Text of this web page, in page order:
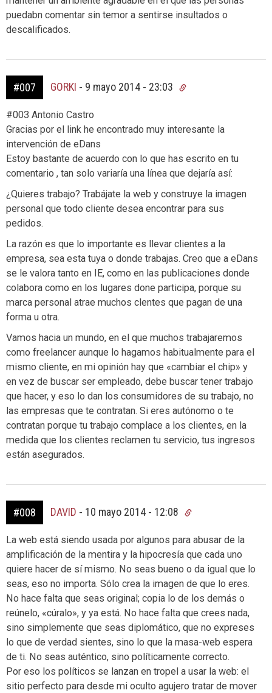
puedabn comentar sin temor a sentirse insultados o
descalificados.
#007 GORKI - 9 mayo 2014 - 23:03
#003 Antonio Castro
Gracias por el link he encontrado muy interesante la
intervención de eDans
Estoy bastante de acuerdo con lo que has escrito en tu
comentario , tan solo variaría una línea que dejaría así:
¿Quieres trabajo? Trabájate la web y construye la imagen
personal que todo cliente desea encontrar para sus
pedidos.
La razón es que lo importante es llevar clientes a la
empresa, sea esta tuya o donde trabajas. Creo que a eDans
se le valora tanto en IE, como en las publicaciones donde
colabora como en los lugares done participa, porque su
marca personal atrae muchos clentes que pagan de una
forma u otra.
Vamos hacia un mundo, en el que muchos trabajaremos
como freelancer aunque lo hagamos habitualmente para el
mismo cliente, en mi opinión hay que «cambiar el chip» y
en vez de buscar ser empleado, debe buscar tener trabajo
que hacer, y eso lo dan los consumidores de su trabajo, no
las empresas que te contratan. Si eres autónomo o te
contratan porque tu trabajo complace a los clientes, en la
medida que los clientes reclamen tu servicio, tus ingresos
están asegurados.
#008 DAVID - 10 mayo 2014 - 12:08
La web está siendo usada por algunos para abusar de la
amplificación de la mentira y la hipocresía que cada uno
quiere hacer de sí mismo. No seas bueno o da igual que lo
seas, eso no importa. Sólo crea la imagen de que lo eres.
No hace falta que seas original; copia lo de los demás o
reúnelo, «cúralo», y ya está. No hace falta que crees nada,
sino simplemente que seas diplomático, que no expreses
lo que de verdad sientes, sino lo que la masa-web espera
de ti. No seas auténtico, sino políticamente correcto.
Por eso los políticos se lanzan en tropel a usar la web: el
sitio perfecto para desde mi oculto agujero tratar de mover